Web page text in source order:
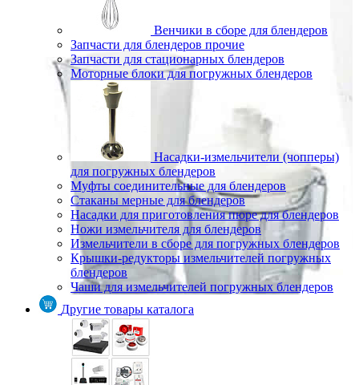
Венчики в сборе для блендеров
Запчасти для блендеров прочие
Запчасти для стационарных блендеров
Моторные блоки для погружных блендеров
Насадки-измельчители (чопперы)
для погружных блендеров
Муфты соединительные для блендеров
Стаканы мерные для блендеров
Насадки для приготовления пюре для блендеров
Ножи измельчителя для блендеров
Измельчители в сборе для погружных блендеров
Крышки-редукторы измельчителей погружных
блендеров
Чаши для измельчителей погружных блендеров
Другие товары каталога